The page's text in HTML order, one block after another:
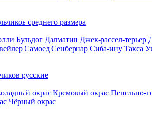
среднего размера
Бульдог Далматин Джек-рассел-терьер
Самоед Сенбернар Сиба-ину Такса
русские
окрас Кремовый окрас Пепельно-
Чёрный окрас